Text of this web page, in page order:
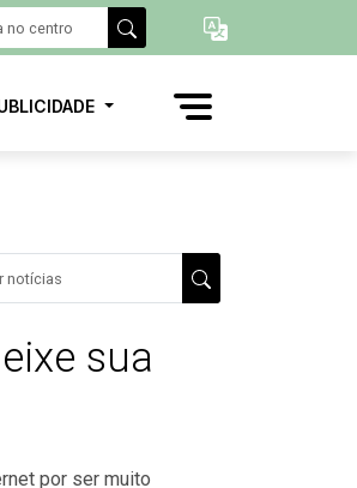
sua
por ser muito